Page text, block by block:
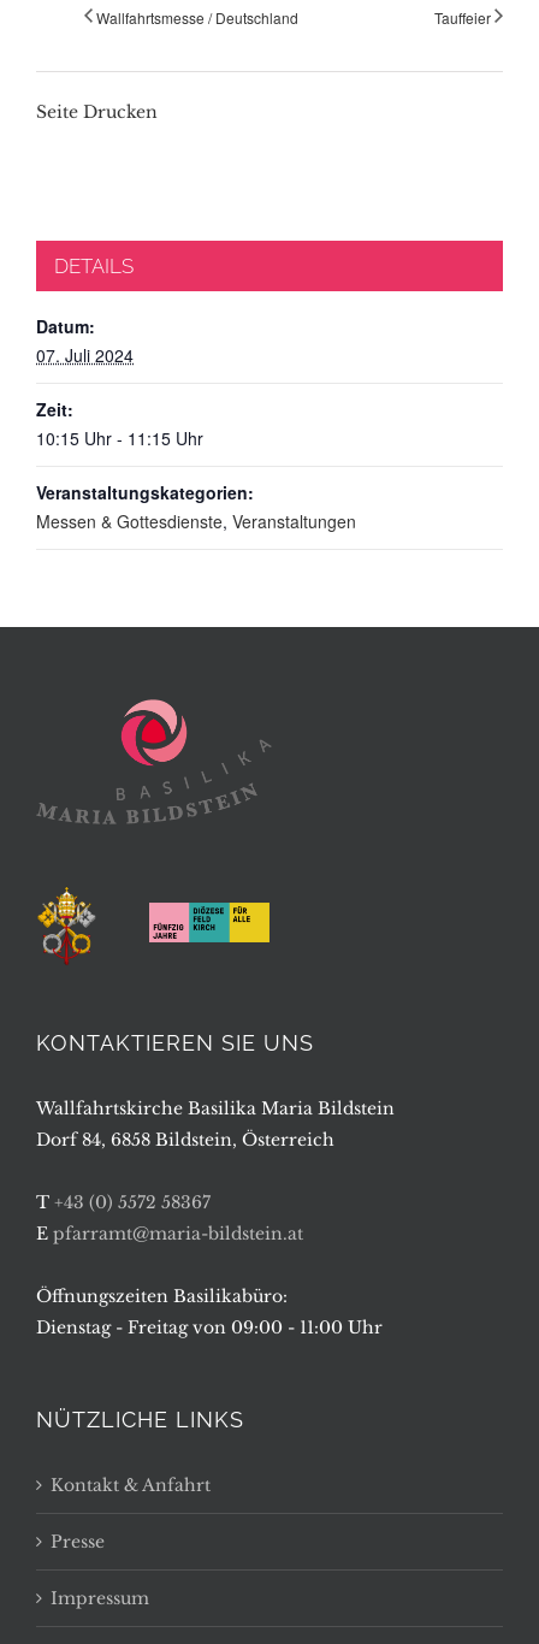
Wallfahrtsmesse / Deutschland Tauffeier
Seite Drucken
DETAILS
Datum:
07. Juli 2024
Zeit:
10:15 Uhr - 11:15 Uhr
Veranstaltungskategorien:
Messen & Gottesdienste, Veranstaltungen
KONTAKTIEREN SIE UNS
Wallfahrtskirche Basilika Maria Bildstein
Dorf 84, 6858 Bildstein, Österreich
T +43 (0) 5572 58367
E pfarramt@maria-bildstein.at
Öffnungszeiten Basilikabüro:
Dienstag - Freitag von 09:00 - 11:00 Uhr
NÜTZLICHE LINKS
Kontakt & Anfahrt
Presse
Impressum